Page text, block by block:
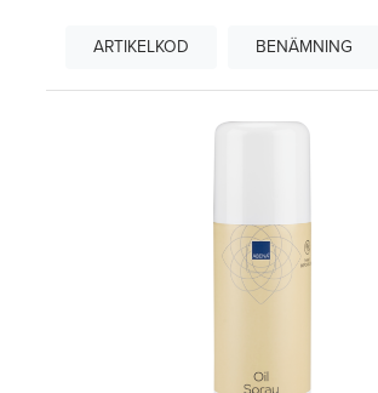
ARTIKELKOD BENÄMNING